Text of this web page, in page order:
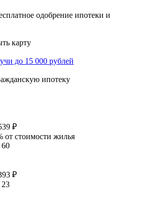
одобрение ипотеки и
карту
до 15 000 рублей
ипотеку
₽
от стоимости жилья
60
₽
23